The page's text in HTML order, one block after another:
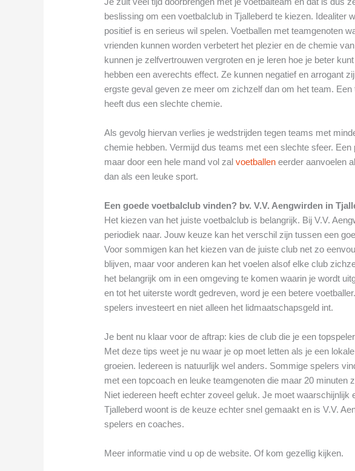
beslissing om een voetbalclub in Tjalleberd te kiezen. Idealiter
positief is en serieus wil spelen. Voetballen met teamgenoten
vrienden kunnen worden verbetert het plezier en de chemie
kunnen je zelfvertrouwen vergroten en je leren hoe je beter
hebben een averechts effect. Ze kunnen negatief en arrogant
ergste geval geven ze meer om zichzelf dan om het team.
heeft dus een slechte chemie.
Als gevolg hiervan verlies je wedstrijden tegen teams met
chemie hebben. Vermijd dus teams met een slechte sfeer.
maar door een hele mand vol zalvoetballen eerder aanvoelen
dan als een leuke sport.
Een goede voetbalclub vinden? bv. V.V. Aengwirden in
Het kiezen van het juiste voetbalclub is belangrijk. Bij V.V.
periodiek naar. Jouw keuze kan het verschil zijn tussen een
Voor sommigen kan het kiezen van de juiste club net zo
blijven, maar voor anderen kan het voelen alsof elke club
het belangrijk om in een omgeving te komen waarin je wordt
en tot het uiterste wordt gedreven, word je een betere
spelers investeert en niet alleen het lidmaatschapsgeld int.
Je bent nu klaar voor de aftrap: kies de club die je een
Met deze tips weet je nu waar je op moet letten als je een
groeien. Iedereen is natuurlijk wel anders. Sommige spelers
met een topcoach en leuke teamgenoten die maar 20 minuten
Niet iedereen heeft echter zoveel geluk. Je moet waarschijnlijk
Tjalleberd woont is de keuze echter snel gemaakt en is V.V.
spelers en coaches.
Meer informatie vind u op de website. Of kom gezellig kijken.